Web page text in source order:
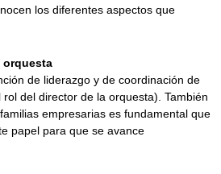
los diferentes aspectos que
orquesta
de liderazgo y de coordinación de
del director de la orquesta). También
empresarias es fundamental que
papel para que se avance